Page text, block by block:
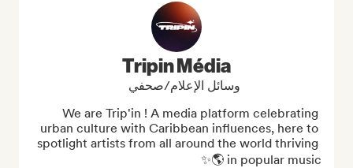
Tripin Média
وسائل الإعلام/صحفي
We are Trip'in ! A media platform celebrating
urban culture with Caribbean influences, here to
spotlight artists from all around the world thriving